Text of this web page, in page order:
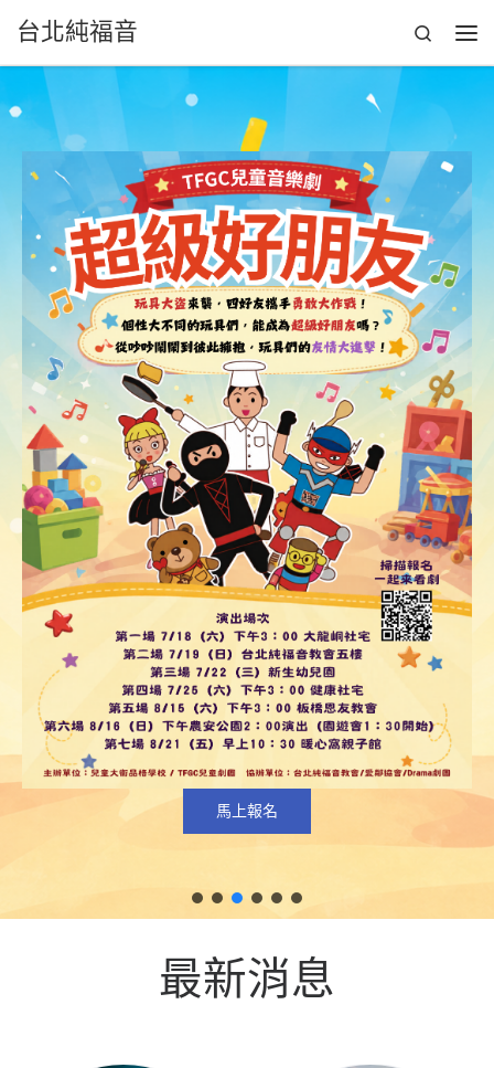
Skip to content
台北純福音
Search
馬上報名
最新消息